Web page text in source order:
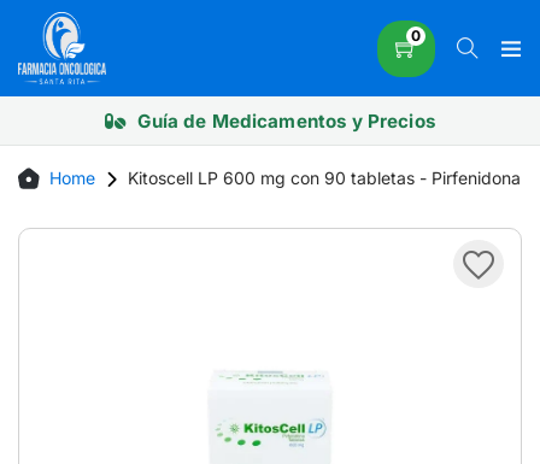
content
0
Guía de Medicamentos y Precios
Home Kitoscell LP 600 mg con 90 tabletas - Pirfenidona